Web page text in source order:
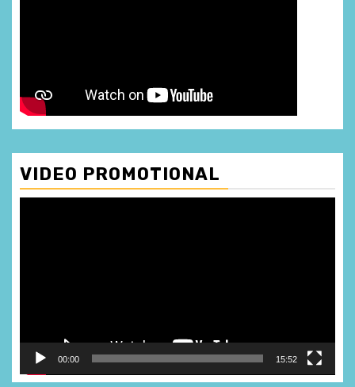
VIDEO PROMOTIONAL
00:00 15:52